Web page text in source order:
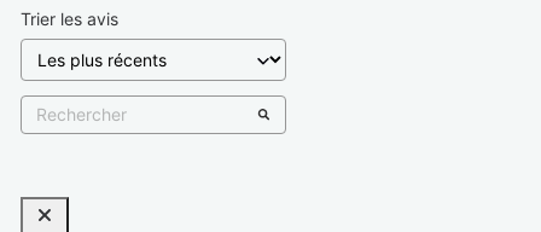
Trier les avis